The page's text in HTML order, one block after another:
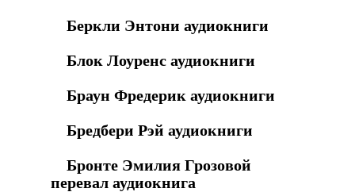
Беркли Энтони аудиокниги
Блок Лоуренс аудиокниги
Браун Фредерик аудиокниги
Бредбери Рэй аудиокниги
Бронте Эмилия Грозовой
перевал аудиокнига